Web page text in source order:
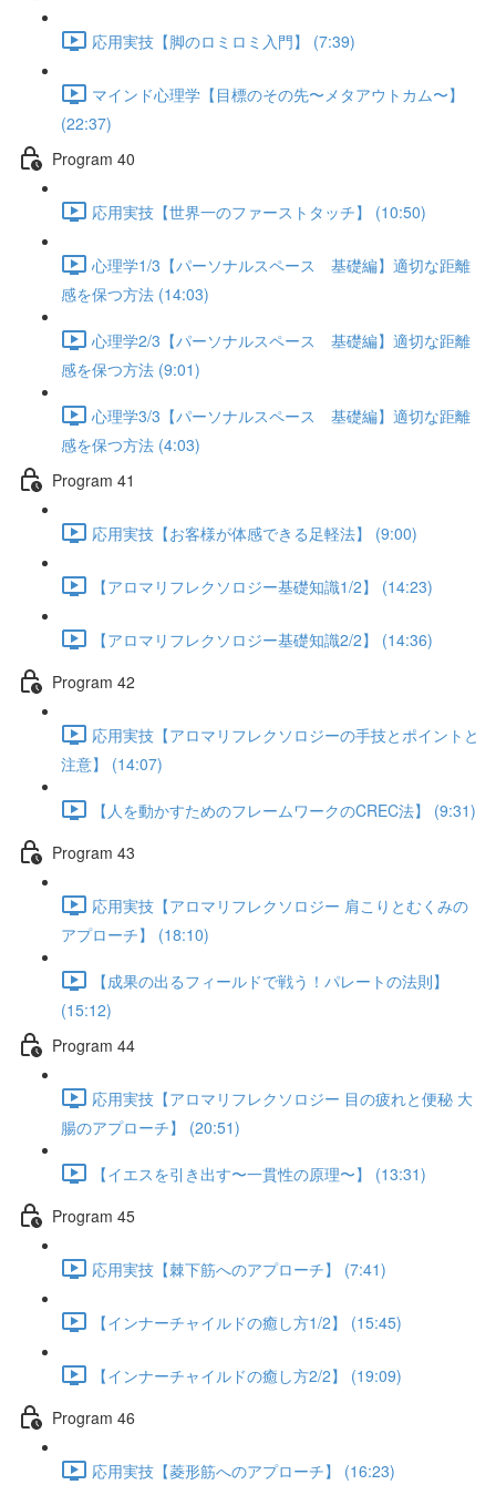
応用実技【脚のロミロミ入門】 (7:39)
マインド心理学【目標のその先〜メタアウトカム〜】
(22:37)
Program 40
応用実技【世界一のファーストタッチ】 (10:50)
心理学1/3【パーソナルスペース 基礎編】適切な距離
感を保つ方法 (14:03)
心理学2/3【パーソナルスペース 基礎編】適切な距離
感を保つ方法 (9:01)
心理学3/3【パーソナルスペース 基礎編】適切な距離
感を保つ方法 (4:03)
Program 41
応用実技【お客様が体感できる足軽法】 (9:00)
【アロマリフレクソロジー基礎知識1/2】 (14:23)
【アロマリフレクソロジー基礎知識2/2】 (14:36)
Program 42
応用実技【アロマリフレクソロジーの手技とポイントと
注意】 (14:07)
【人を動かすためのフレームワークのCREC法】 (9:31)
Program 43
応用実技【アロマリフレクソロジー 肩こりとむくみの
アプローチ】 (18:10)
【成果の出るフィールドで戦う！パレートの法則】
(15:12)
Program 44
応用実技【アロマリフレクソロジー 目の疲れと便秘 大
腸のアプローチ】 (20:51)
【イエスを引き出す〜一貫性の原理〜】 (13:31)
Program 45
応用実技【棘下筋へのアプローチ】 (7:41)
【インナーチャイルドの癒し方1/2】 (15:45)
【インナーチャイルドの癒し方2/2】 (19:09)
Program 46
応用実技【菱形筋へのアプローチ】 (16:23)